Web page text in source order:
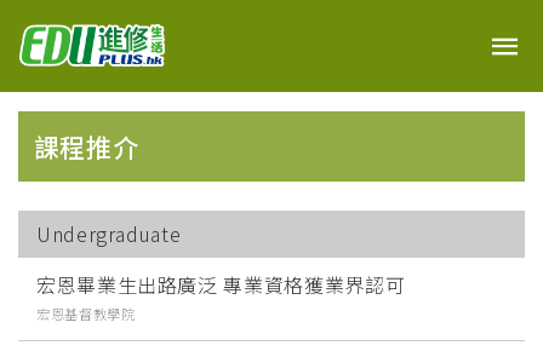
課程推介
Undergraduate
宏恩畢業生出路廣泛 專業資格獲業界認可
宏恩基督教學院